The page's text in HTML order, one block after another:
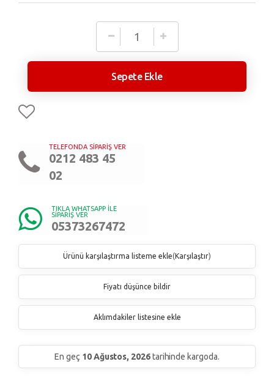
TELEFONDA SİPARİŞ VER
0212 483 45
02
TIKLA WHATSAPP İLE
SİPARİŞ VER
05373267472
Sepete Ekle
Ürünü karşılaştırma listeme ekle(Karşılaştır)
Fiyatı düşünce bildir
Aklımdakiler listesine ekle
En geç 10 Ağustos, 2026tarihinde kargoda.